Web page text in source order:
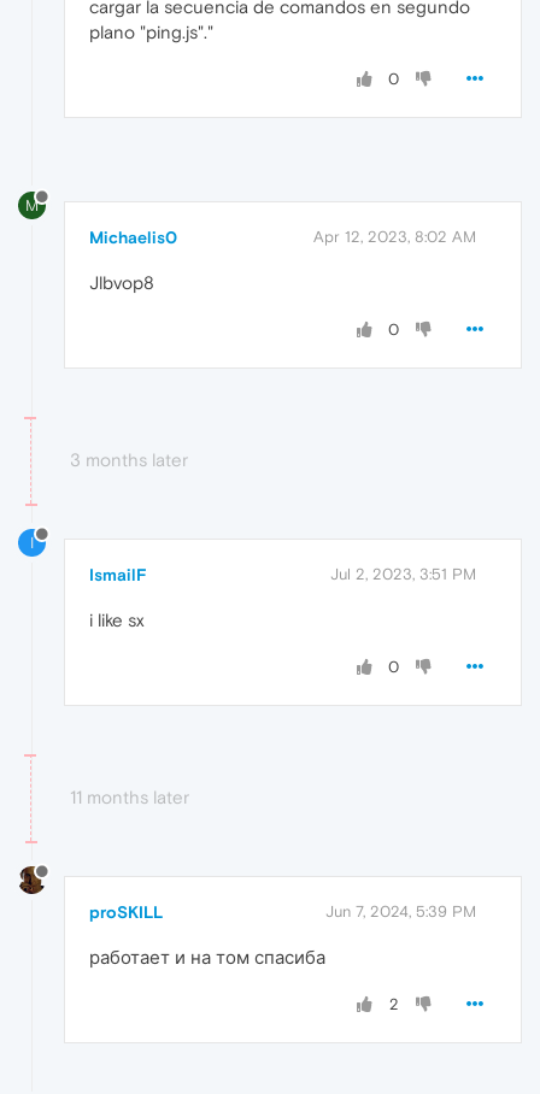
cargar la secuencia de comandos en segundo
plano "ping.js"."
0
M
Michaelis0 Apr 12, 2023, 8:02 AM
Jlbvop8
0
3 months later
I
IsmailF Jul 2, 2023, 3:51 PM
i like sx
0
11 months later
proSKILL Jun 7, 2024, 5:39 PM
работает и на том спасиба
2